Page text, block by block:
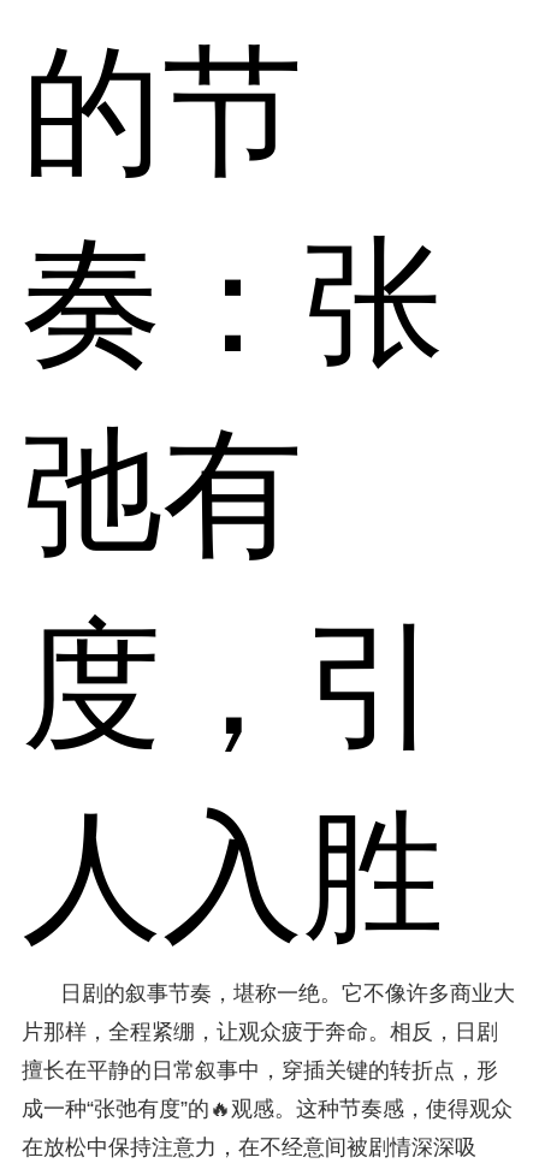
的节
奏：张
弛有
度，引
人入胜
日剧的叙事节奏，堪称一绝。它不像许多商业大
片那样，全程紧绷，让观众疲于奔命。相反，日剧
擅长在平静的日常叙事中，穿插关键的转折点，形
成一种“张弛有度”的🔥观感。这种节奏感，使得观众
在放松中保持注意力，在不经意间被剧情深深吸